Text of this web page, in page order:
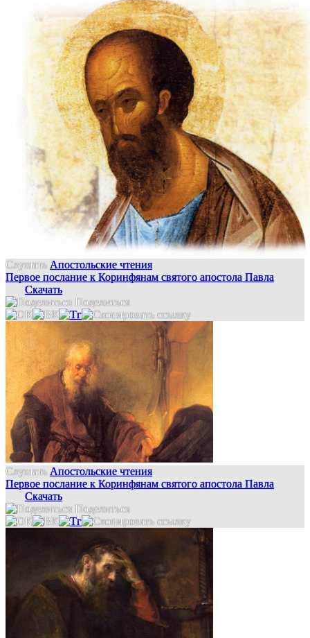
Слушать Апостольские чтения
Первое послание к Коринфянам святого апостола Павла
Скачать
Поделиться
Слушать Апостольские чтения
Первое послание к Коринфянам святого апостола Павла
Скачать
Поделиться